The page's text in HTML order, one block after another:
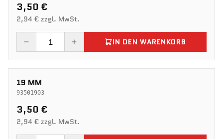
3,50 €
2,94 € zzgl. MwSt.
IN DEN WARENKORB
19 MM
93501903
3,50 €
2,94 € zzgl. MwSt.